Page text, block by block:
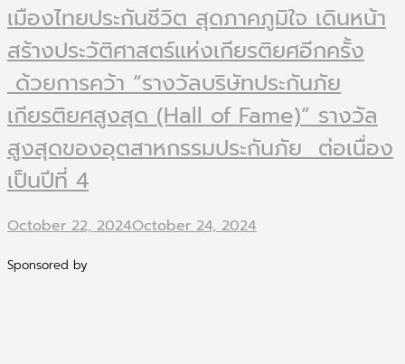
เมืองไทยประกันชีวิต สุดภาคภูมิใจ เดินหน้า
สร้างประวัติศาสตร์แห่งเกียรติยศอีกครั้ง
ด้วยการคว้า “รางวัลบริษัทประกันภัย
เกียรติยศสูงสุด (Hall of Fame)” รางวัล
สูงสุดของอุตสาหกรรมประกันภัย ต่อเนื่อง
เป็นปีที่ 4
October 22, 2024October 24, 2024
Sponsored by